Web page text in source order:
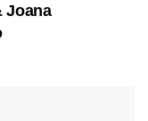
Joana